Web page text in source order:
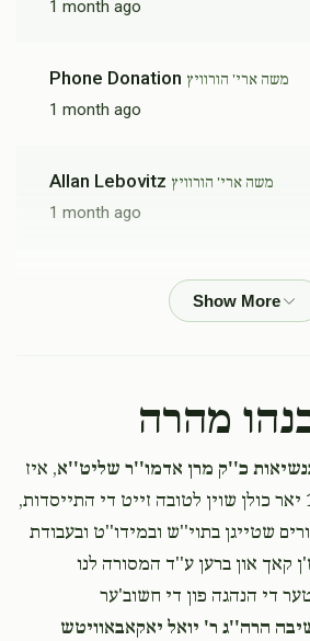
1 month ago
Phone Donation משה ארי' הורוויץ
1 month ago
Allan Lebovitz משה ארי' הורוויץ
1 month ago
Phone Donation
1 month ago
Moshe Freilich משה ארי' הורוויץ
1 month ago
משה ארי' הורוויץ
1 month ago
מהרה
כ''ק מרן אדמו''ר שליט''א, איז
פקיע שמי' שוין ב''ה 10 יאר כולן שוין לטובה זייט די התייסדות,
שטייגן בתוי''ש ובמידו''ט ובעבודת
קאך און ברען ע''ד המסורה לנו
די הנהגה פון די חשוב'ער
הרה''ג ר' יואל יאקאבאוויטש